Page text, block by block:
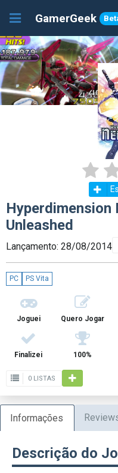
GamerGeek
Hyperdimension
Unleashed
Lançamento: 28/08/2014
PC PS Vita
Joguei Quero Jogar
Finalizei 100%
0 LISTAS
Informações
Descrição do